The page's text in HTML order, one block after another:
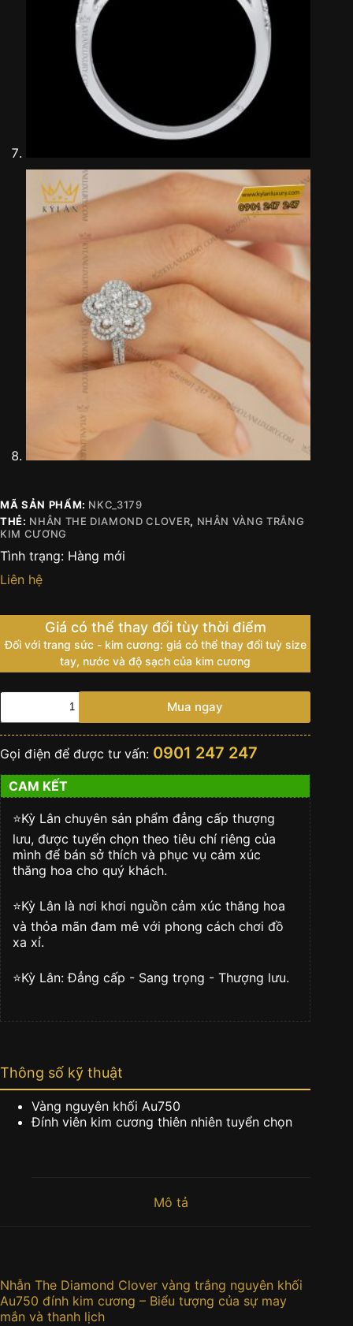
MÃ SẢN PHẨM: NKC_3179
THẺ: NHẪN THE DIAMOND CLOVER, NHẪN VÀNG TRẮNG
KIM CƯƠNG
Tình trạng: Hàng mới
Liên hệ
Giá có thể thay đổi tùy thời điểm
Đối với trang sức - kim cương: giá có thể thay đổi tuỳ size
tay, nước và độ sạch của kim cương
Nhẫn
Diamond
vàng
trắng
nguyên
khối
Au750
đính
kim
cương
số
lượng
Mua ngay
Gọi điện để được tư vấn: 0901 247 247
CAM KẾT
⭐️Kỳ Lân chuyên sản phẩm đẳng cấp thượng
lưu, được tuyển chọn theo tiêu chí riêng của
mình để bán sở thích và phục vụ cảm xúc
thăng hoa cho quý khách.
⭐️Kỳ Lân là nơi khơi nguồn cảm xúc thăng hoa
và thỏa mãn đam mê với phong cách chơi đồ
xa xỉ.
⭐️Kỳ Lân: Đẳng cấp - Sang trọng - Thượng lưu.
Thông số kỹ thuật
Vàng nguyên khối Au750
Đính viên kim cương thiên nhiên tuyển chọn
Mô tả
Nhẫn The Diamond Clover vàng trắng nguyên khối
Au750 đính kim cương – Biểu tượng của sự may
mắn và thanh lịch